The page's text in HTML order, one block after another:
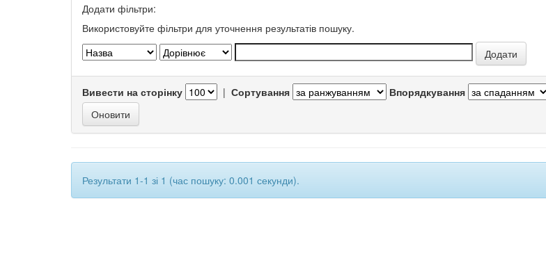
Додати фільтри:
Використовуйте фільтри для уточнення результатів пошуку.
Вивести на сторінку | Сортування Впорядкування
Результати 1-1 зі 1 (час пошуку: 0.001 секунди).